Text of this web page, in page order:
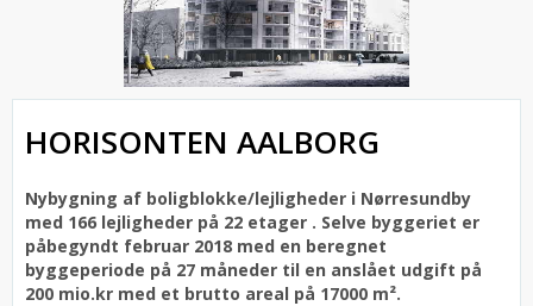
HORISONTEN AALBORG
Nybygning af boligblokke/lejligheder i Nørresundby
med 166 lejligheder på 22 etager . Selve byggeriet er
påbegyndt februar 2018 med en beregnet
byggeperiode på 27 måneder til en anslået udgift på
200 mio.kr med et brutto areal på 17000 m².